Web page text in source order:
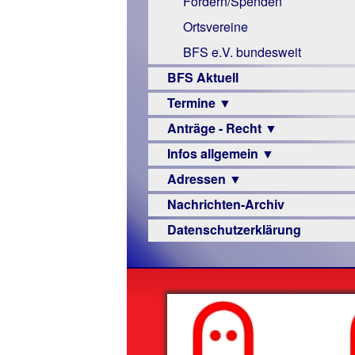
Links
Ortsvereine
BFS e.V. bundesweit
BFS Aktuell
Termine ▼
Veranstaltungsprogramme
Anträge - Recht ▼
Archiv
Urteile
Infos allgemein ▼
Sehbehinderung
Frühförderung
Schule
–
Beruf
Senioren
Hilfsmittel
Adressen ▼
Augenoptiker
Berufsbildungswerke
Hörbüchereien
Reha-
Nachrichten-Archiv
Datenschutzerklärung